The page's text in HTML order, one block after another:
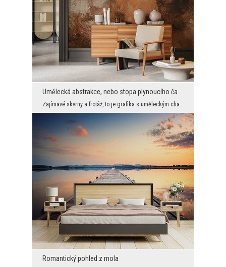
Umělecká abstrakce, nebo stopa plynoucího času?
Zajímavé skvrny a frotáž, to je grafika s uměleckým charakterem, ale zároveň velmi moderní. Skvěl...
Romantický pohled z mola